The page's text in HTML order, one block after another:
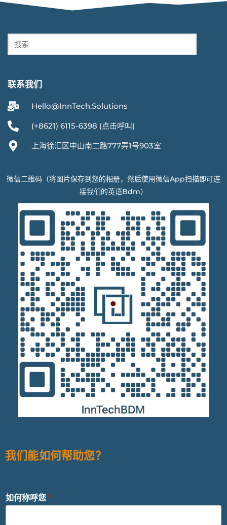
联系我们
Hello@InnTech.Solutions
(+8621) 6115-6398 (点击呼叫)
上海徐汇区中山南二路777弄1号903室
微信二维码（将图片保存到您的相册，然后使用微信App扫描即可连
接我们的英语Bdm）
我们能如何帮助您？
如何称呼您 *